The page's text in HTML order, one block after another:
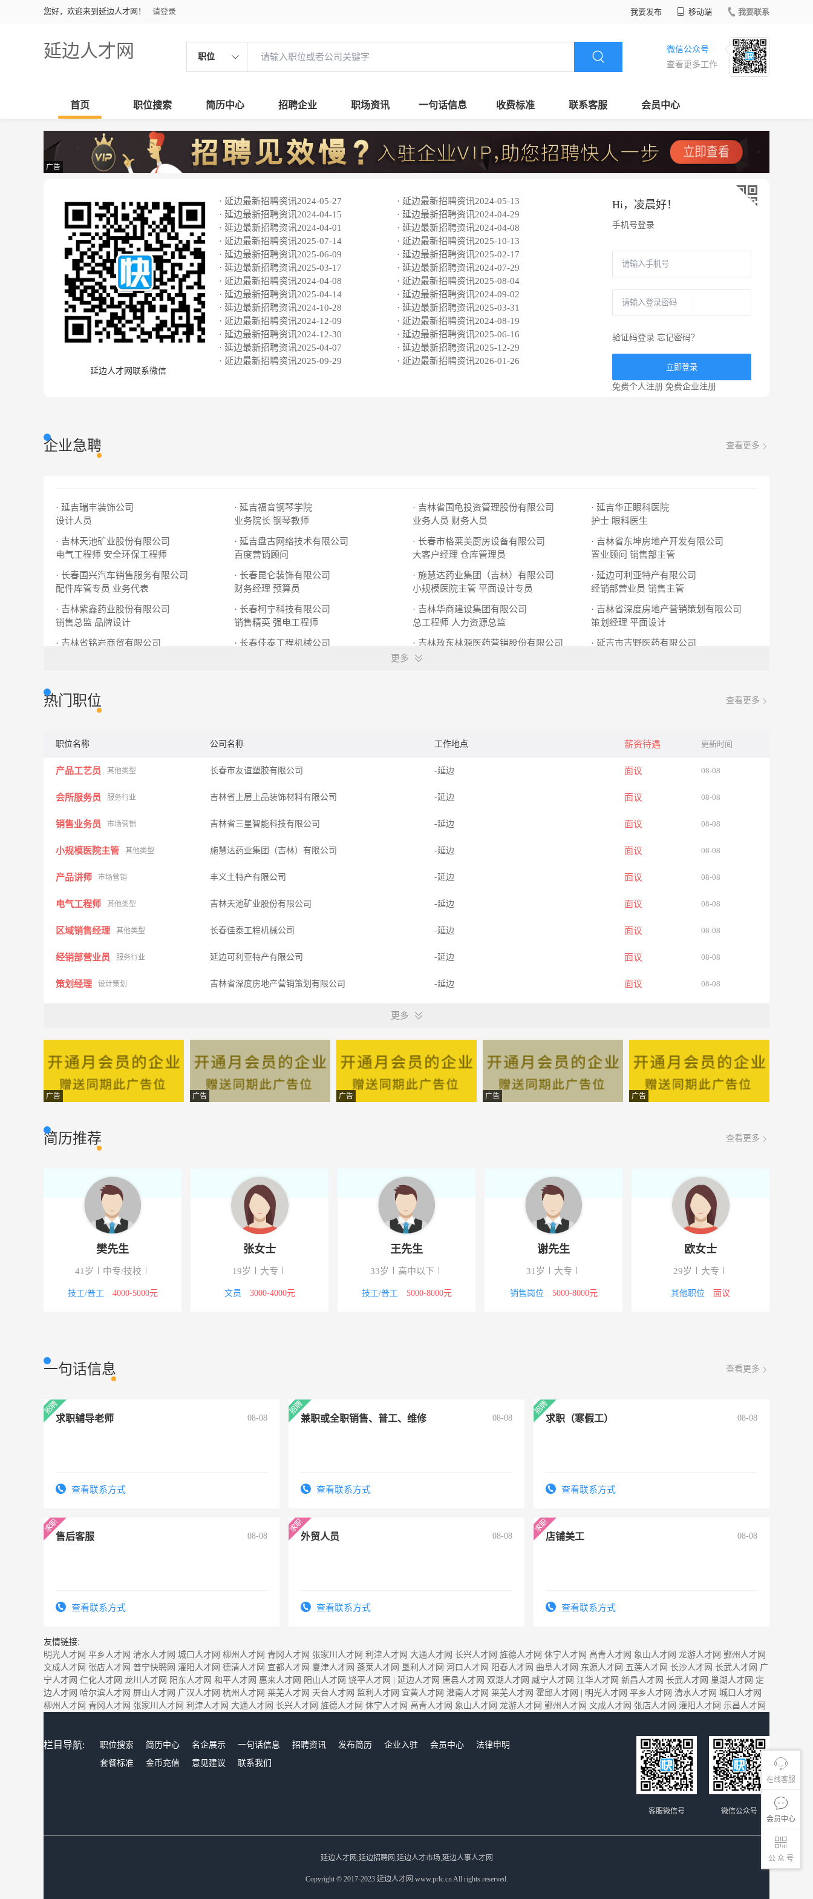
您好，欢迎来到延边人才网！ 请登录 我要发布 移动端 我要联系
延边人才网 职位
微信公众号
查看更多工作
首页 职位搜索 简历中心 招聘企业 职场资讯 一句话信息 收费标准 联系客服 会员中心
在线客服
会员中心
公 众 号
广告
延边人才网联系微信
· 延边最新招聘资讯2024-05-27
· 延边最新招聘资讯2024-05-13
· 延边最新招聘资讯2024-04-15
· 延边最新招聘资讯2024-04-29
· 延边最新招聘资讯2024-04-01
· 延边最新招聘资讯2024-04-08
· 延边最新招聘资讯2025-07-14
· 延边最新招聘资讯2025-10-13
· 延边最新招聘资讯2025-06-09
· 延边最新招聘资讯2025-02-17
· 延边最新招聘资讯2025-03-17
· 延边最新招聘资讯2024-07-29
· 延边最新招聘资讯2024-04-08
· 延边最新招聘资讯2025-08-04
· 延边最新招聘资讯2025-04-14
· 延边最新招聘资讯2024-09-02
· 延边最新招聘资讯2024-10-28
· 延边最新招聘资讯2025-03-31
· 延边最新招聘资讯2024-12-09
· 延边最新招聘资讯2024-08-19
· 延边最新招聘资讯2024-12-30
· 延边最新招聘资讯2025-06-16
· 延边最新招聘资讯2025-04-07
· 延边最新招聘资讯2025-12-29
· 延边最新招聘资讯2025-09-29
· 延边最新招聘资讯2026-01-26
Hi， 凌晨好！
手机号登录
验证码登录 忘记密码？
立即登录
免费个人注册 免费企业注册
企业急聘 查看更多
· 延吉瑞丰装饰公司
设计人员
· 延吉福音钢琴学院
业务院长 钢琴教师
· 吉林省国龟投资管理股份有限公司
业务人员 财务人员
· 延吉华正眼科医院
护士 眼科医生
· 吉林天池矿业股份有限公司
电气工程师 安全环保工程师
· 延吉盘古网络技术有限公司
百度营销顾问
· 长春市格莱美厨房设备有限公司
大客户经理 仓库管理员
· 吉林省东坤房地产开发有限公司
置业顾问 销售部主管
· 长春国兴汽车销售服务有限公司
配件库管专员 业务代表
· 长春昆仑装饰有限公司
财务经理 预算员
· 施慧达药业集团（吉林）有限公司
小规模医院主管 平面设计专员
· 延边可利亚特产有限公司
经销部营业员 销售主管
· 吉林紫鑫药业股份有限公司
销售总监 品牌设计
· 长春柯宁科技有限公司
销售精英 强电工程师
· 吉林华商建设集团有限公司
总工程师 人力资源总监
· 吉林省深度房地产营销策划有限公司
策划经理 平面设计
· 吉林省铭岩商贸有限公司
· 长春佳泰工程机械公司
· 吉林敖东林源医药营销股份有限公司
销售培训经理
· 延吉市吉野医药有限公司
更多
热门职位 查看更多
职位名称 公司名称 工作地点 薪资待遇 更新时间
产品工艺员 其他类型 长春市友谊塑胶有限公司 -延边 面议 08-08
会所服务员 服务行业 吉林省上层上品装饰材料有限公司 -延边 面议 08-08
销售业务员 市场营销 吉林省三星智能科技有限公司 -延边 面议 08-08
小规模医院主管 其他类型 施慧达药业集团（吉林）有限公司 -延边 面议 08-08
产品讲师 市场营销 丰义土特产有限公司 -延边 面议 08-08
电气工程师 其他类型 吉林天池矿业股份有限公司 -延边 面议 08-08
区域销售经理 其他类型 长春佳泰工程机械公司 -延边 面议 08-08
经销部营业员 服务行业 延边可利亚特产有限公司 -延边 面议 08-08
策划经理 设计策划 吉林省深度房地产营销策划有限公司 -延边 面议 08-08
业务人员 市场营销 吉林省国龟投资管理股份有限公司 -延边 面议 08-08
会计 财会审计 长春市鸿韵教育培训学校 -延边 面议 08-08
网络咨询 电脑网络
置业顾问 建筑房产 吉林省东坤房地产开发有限公司 08-08
销售主管 市场营销 延边可利亚特产有限公司 08-08
电脑网络 长春协和妇科医院 08-08
配件库管专员 其他类型 长春国兴汽车销售服务有限公司 -延边 08-08
更多
广告 广告 广告 广告 广告
简历推荐 查看更多
樊先生
41岁 中专/技校
技工/普工 4000-5000元
张女士
19岁 大专
文员 3000-4000元
王先生
33岁 高中以下
技工/普工 5000-8000元
谢先生
31岁 大专
销售岗位 5000-8000元
欧女士
29岁 大专
其他职位 面议
一句话信息 查看更多
求职辅导老师 08-08
查看联系方式
兼职或全职销售、普工、维修 08-08
查看联系方式
求职（寒假工） 08-08
查看联系方式
售后客服 08-08
查看联系方式
外贸人员 08-08
查看联系方式
店铺美工 08-08
查看联系方式
友情链接:
明光人才网 平乡人才网 清水人才网 城口人才网 柳州人才网 青冈人才网 张家川人才网 利津人才网 大通人才网 长兴人才网 旌德人才网 休宁人才网 高青人才网 象山人才网 龙游人才网 鄞州人才网
文成人才网 张店人才网 普宁快聘网 灌阳人才网 德清人才网 宜都人才网 夏津人才网 蓬莱人才网 垦利人才网 河口人才网 阳春人才网 曲阜人才网 东源人才网 五莲人才网 长沙人才网 长武人才网 广
宁人才网 仁化人才网 龙川人才网 阳东人才网 和平人才网 惠来人才网 阳山人才网 饶平人才网 延边人才网 唐县人才网 双湖人才网 威宁人才网 江华人才网 新昌人才网 长武人才网 巢湖人才网 定
边人才网 哈尔滨人才网 屏山人才网 广汉人才网 杭州人才网 莱芜人才网 天台人才网 监利人才网 宜黄人才网 灌南人才网 莱芜人才网 霍邱人才网 明光人才网 平乡人才网 清水人才网 城口人才网
柳州人才网 青冈人才网 张家川人才网 利津人才网 大通人才网 长兴人才网 旌德人才网 休宁人才网 高青人才网 象山人才网 龙游人才网 鄞州人才网 文成人才网 张店人才网 灌阳人才网 乐昌人才网
栏目导航: 职位搜索 简历中心 名企展示 一句话信息 招聘资讯 发布简历 企业入驻 会员中心
法律申明
套餐标准
金币充值 意见建议 联系我们
微信公众号
客服微信号
延边人才网,延边招聘网,延边人才市场,延边人事人才网
Copyright © 2017-2023 延边人才网 www.prlc.cn All rights reserved.